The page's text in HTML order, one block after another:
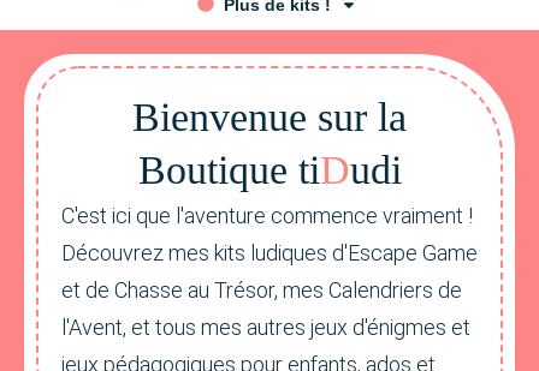
Plus de kits !
Bienvenue sur la
Boutique tiDudi
C'est ici que l'aventure commence vraiment !
Découvrez mes kits ludiques d'Escape Game
et de Chasse au Trésor, mes Calendriers de
l'Avent, et tous mes autres jeux d'énigmes et
jeux pédagogiques pour enfants, ados et